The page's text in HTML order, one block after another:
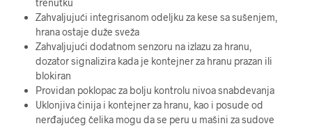
Zahvaljujući integrisanom odeljku za kese sa sušenjem,
hrana ostaje duže sveža
Zahvaljujući dodatnom senzoru na izlazu za hranu,
dozator signalizira kada je kontejner za hranu prazan ili
blokiran
Providan poklopac za bolju kontrolu nivoa snabdevanja
Uklonjiva činija i kontejner za hranu, kao i posude od
nerđajućeg čelika mogu da se peru u mašini za sudove